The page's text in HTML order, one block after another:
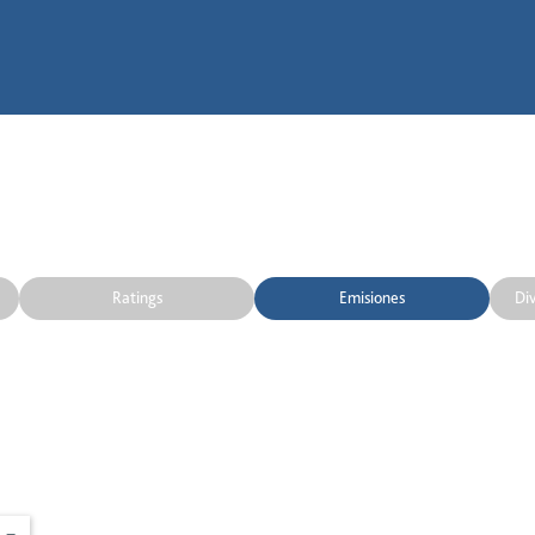
Ratings Emisiones